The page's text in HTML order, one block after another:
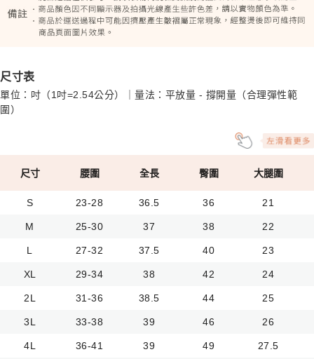
尺寸表
單位：吋（1吋=2.54公分）｜量法：平放量 - 撐開量（合理彈性範
圍）
尺寸 腰圍 全長 臀圍 大腿圍
S 23-28 36.5 36 21
M 25-30 37 38 22
L 27-32 37.5 40 23
XL 29-34 38 42 24
2L 31-36 38.5 44 25
3L 33-38 39 46 26
4L 36-41 39 49 27.5